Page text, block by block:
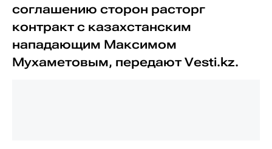
соглашению сторон расторг
контракт с казахстанским
нападающим Максимом
Мухаметовым, передают Vesti.kz.